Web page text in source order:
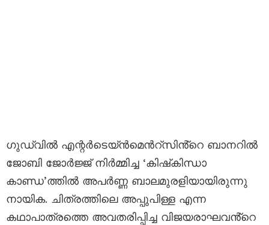
ഗുഡ്‌വിൽ എന്റർടെയ്ൻമെൻറ്സിൻ്റെ ബാനറിൽ
ജോബി ജോർജ്ജ് നിർമ്മിച്ച ‘കിഷ്‌കിന്ധാ
കാണ്ഡ’ത്തിൽ അപർണ്ണ ബാലമുരളിയായിരുന്നു
നായിക. ചിത്രത്തിലെ അപ്പുപിള്ള എന്ന
കഥാപാത്രത്തെ അവതരിപ്പിച്ച വിജയരാഘവൻ്റെ